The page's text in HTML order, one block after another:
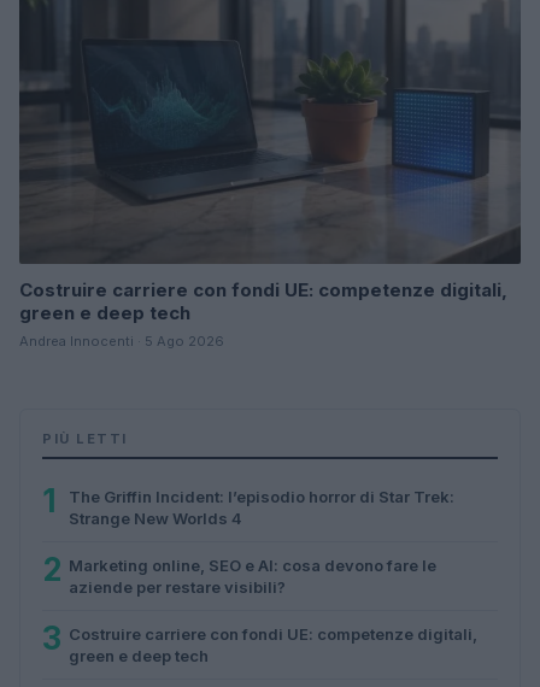
Costruire carriere con fondi UE: competenze digitali,
green e deep tech
Andrea Innocenti · 5 Ago 2026
PIÙ LETTI
1
The Griffin Incident: l’episodio horror di Star Trek:
Strange New Worlds 4
2 Marketing online, SEO e AI: cosa devono fare le
aziende per restare visibili?
3 Costruire carriere con fondi UE: competenze digitali,
green e deep tech